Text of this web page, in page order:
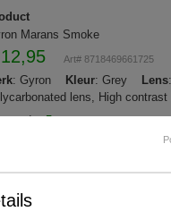
Marans Smoke
12,95 Art# 8718469661725
: Gyron Kleur: Grey Lens
lens, High
>5